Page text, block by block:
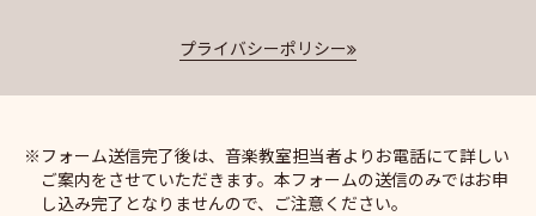
プライバシーポリシー
フォーム送信完了後は、音楽教室担当者よりお電話にて詳しい
ご案内をさせていただきます。本フォームの送信のみではお申
し込み完了となりませんので、ご注意ください。